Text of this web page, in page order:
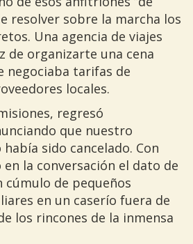
resolver sobre la marcha los
Una agencia de viajes
de organizarte una cena
negociaba tarifas de
locales.
regresó
que nuestro
sido cancelado. Con
la conversación el dato de
cúmulo de pequeños
en un caserío fuera de
los rincones de la inmensa